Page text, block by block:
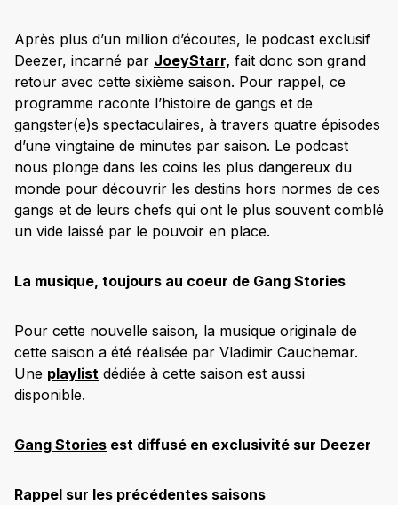
Après plus d’un million d’écoutes, le podcast exclusif
Deezer, incarné par JoeyStarr, fait donc son grand
retour avec cette sixième saison. Pour rappel, ce
programme raconte l’histoire de gangs et de
gangster(e)s spectaculaires, à travers quatre épisodes
d’une vingtaine de minutes par saison. Le podcast
nous plonge dans les coins les plus dangereux du
monde pour découvrir les destins hors normes de ces
gangs et de leurs chefs qui ont le plus souvent comblé
un vide laissé par le pouvoir en place.
La musique, toujours au coeur de Gang Stories
Pour cette nouvelle saison, la musique originale de
cette saison a été réalisée par Vladimir Cauchemar.
Une playlist dédiée à cette saison est aussi
disponible.
Gang Stories est diffusé en exclusivité sur Deezer
Rappel sur les précédentes saisons